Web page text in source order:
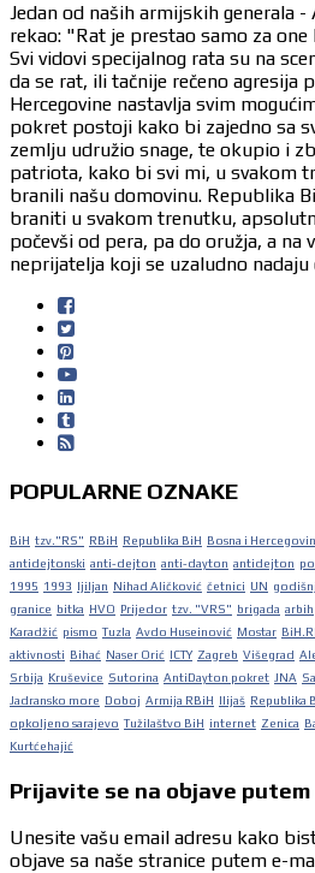
Jedan od naših armijskih generala
rekao: "Rat je prestao samo za
Svi vidovi specijalnog rata su na
da se rat, ili tačnije rečeno agresija
Hercegovine nastavlja svim
pokret postoji kako bi zajedno sa
zemlju udružio snage, te okupio i
patriota, kako bi svi mi, u svakom
branili našu domovinu. Republika
braniti u svakom trenutku,
počevši od pera, pa do oružja, a na
neprijatelja koji se uzaludno nadaju
POPULARNE OZNAKE
BiH tzv."RS" RBiH Republika BiH Bosna i
antidejtonski anti-dejton anti-dayton antidejton
1995 1993 ljiljan Nihad Aličković četnici UN
granice bitka HVO Prijedor tzv. "VRS" brigada arbih
Karadžić pismo Tuzla Avdo Huseinović Mostar
aktivnosti Bihać Naser Orić ICTY Zagreb Višegrad
Srbija Kruševice Sutorina AntiDayton pokret JNA
Jadransko more Doboj Armija RBiH Ilijaš Republika
opkoljeno sarajevo Tužilaštvo BiH internet Zenica
Kurtćehajić
Prijavite se na objave putem
Unesite vašu email adresu kako
objave sa naše stranice putem e-